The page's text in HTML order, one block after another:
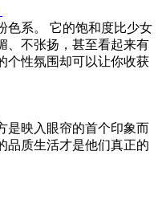
色系。 它的饱和度比少女
、不张扬，甚至看起来有
个性氛围却可以让你收获
是映入眼帘的首个印象而
品质生活才是他们真正的